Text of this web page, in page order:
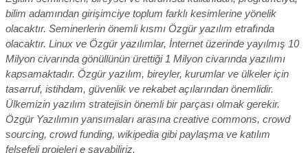
bilim adamından girişimciye toplum farklı kesimlerine yönelik
olacaktır. Seminerlerin önemli kısmı Özgür yazılım etrafında
olacaktır. Linux ve Özgür yazılımlar, İnternet üzerinde yayılmış 10
Milyon civarında gönüllünün ürettiği 1 Milyon civarında yazılımı
kapsamaktadır. Özgür yazılım, bireyler, kurumlar ve ülkeler için
tasarruf, istihdam, güvenlik ve rekabet açılarından önemlidir.
Ülkemizin yazılım stratejisin önemli bir parçası olmak gerekir.
Özgür Yazılımın yansımaları arasına creative commons, crowd
sourcing, crowd funding, wikipedia gibi paylaşma ve katılım
felsefeli projeleri e sayabiliriz.